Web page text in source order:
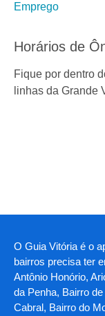
Emprego
Horários de
Fique por dentro
linhas da Grande
O Guia Vitória é o
bairros precisa ter
Antônio Honório,
da Penha, Bairro
Cabral, Bairro do